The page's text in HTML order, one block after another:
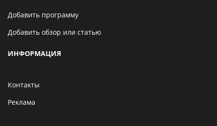
Добавить программу
Добавить обзор или статью
ИНФОРМАЦИЯ
Контакты
Реклама